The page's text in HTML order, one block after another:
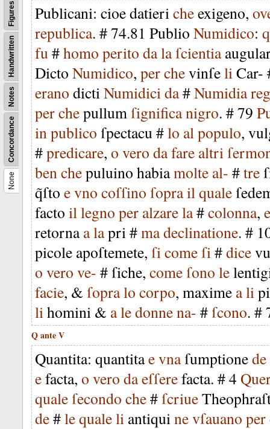
None
Concordance
Notes
Handwritten
Figures Publicani: cioedatiericheexigeno,
republica. #74.81 Publio Numidico:
fu #homo perito dalaſcientia
Dicto Numidico, perchevinſeliCar-
erano dictiNumidicida#Numidia
perchepullumſignificanigro. #79
inpublico ſpectacu #lo alpopulo,
#predicare, o vero dafare altri
benchepuluino habiamolte al- #tre
q̃ſto evno coſſino ſoprailquale
facto illegno per alzarela#colonna, e
retorna alapri#madeclinatione. #
picole apoſtemete, ſicomeſi#dice
o vero ve- #ſiche, comeſono le
facie, & ſopralo corpo, maxime ali
lihomini & aledonnena- #ſcono. #
QanteV
Quantita: quantitaevnaſumptionede
efacta, o vero daeſſerefacta. #4
qualeſecondo che#ſcriue
de#lequaleli antiquinevſauano per